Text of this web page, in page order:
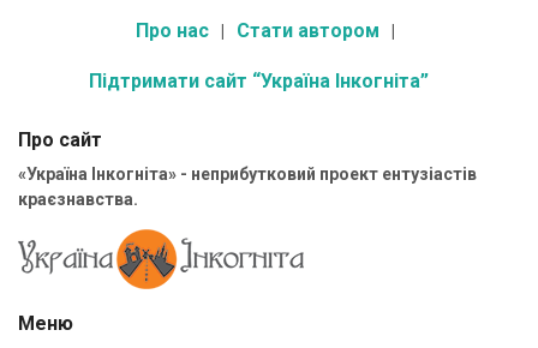
Про нас Стати автором
Підтримати сайт “Україна Інкогніта”
Про сайт
«Україна Інкогніта» - неприбутковий проект ентузіастів
краєзнавства.
Меню